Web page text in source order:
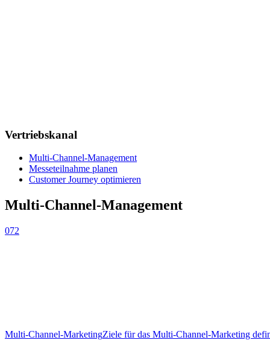
Vertriebskanal
Multi-Channel-Management
Messeteilnahme planen
Customer Journey optimieren
Multi-Channel-Management
072
Multi-Channel-MarketingZiele für das Multi-Channel-Marketing